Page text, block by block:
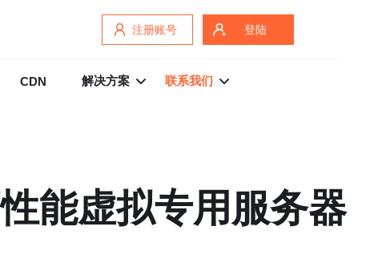
注册账号 登陆
CDN 解决方案 联系我们
能虚拟专用服务器